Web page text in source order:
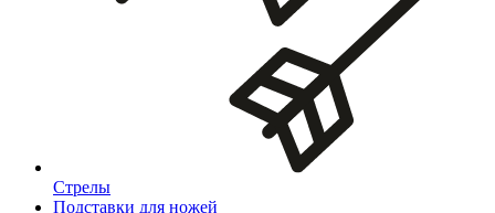
Стрелы
Подставки для ножей